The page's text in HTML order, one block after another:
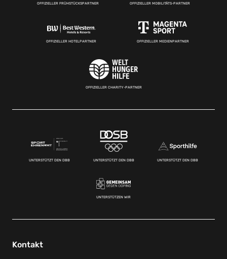
OFFIZIELLER FRÜHSTÜCKSPARTNER OFFIZIELLER MOBILITÄTS-PARTNER
OFFIZIELLER HOTELPARTNER OFFIZIELLER MEDIENPARTNER
OFFIZIELLER CHARITY-PARTNER
UNTERSTÜTZT DEN DBB UNTERSTÜTZT DEN DBB UNTERSTÜTZT DEN DBB
UNTERSTÜTZEN WIR
Kontakt